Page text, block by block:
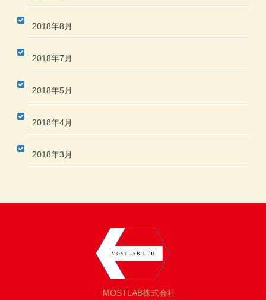
2018年8月
2018年7月
2018年5月
2018年4月
2018年3月
MOSTLAB株式会社